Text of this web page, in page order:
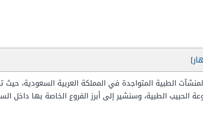
]
الطبية المتواجدة في المملكة العربية السعودية، حيث
الطبية، وسنشير إلى أبرز الفروع الخاصة بها داخل